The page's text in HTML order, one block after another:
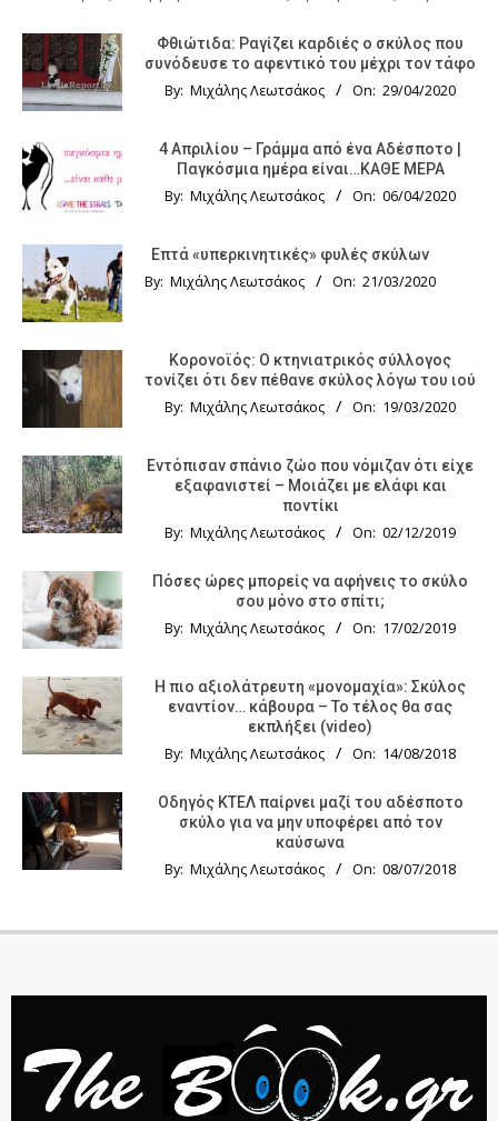
Φθιώτιδα: Ραγίζει καρδιές ο σκύλος που
συνόδευσε το αφεντικό του μέχρι τον τάφο
By: Μιχάλης Λεωτσάκος On: 29/04/2020
4 Απριλίου – Γράμμα από ένα Αδέσποτο |
Παγκόσμια ημέρα είναι…ΚΑΘΕ ΜΕΡΑ
By: Μιχάλης Λεωτσάκος On: 06/04/2020
Επτά «υπερκινητικές» φυλές σκύλων
By: Μιχάλης Λεωτσάκος On: 21/03/2020
Κορονοϊός: Ο κτηνιατρικός σύλλογος
τονίζει ότι δεν πέθανε σκύλος λόγω του ιού
By: Μιχάλης Λεωτσάκος On: 19/03/2020
Εντόπισαν σπάνιο ζώο που νόμιζαν ότι είχε
εξαφανιστεί – Μοιάζει με ελάφι και
ποντίκι
By: Μιχάλης Λεωτσάκος On: 02/12/2019
Πόσες ώρες μπορείς να αφήνεις το σκύλο
σου μόνο στο σπίτι;
By: Μιχάλης Λεωτσάκος On: 17/02/2019
Η πιο αξιολάτρευτη «μονομαχία»: Σκύλος
εναντίον… κάβουρα – Το τέλος θα σας
εκπλήξει (video)
By: Μιχάλης Λεωτσάκος On: 14/08/2018
Οδηγός KTΕΛ παίρνει μαζί του αδέσποτο
σκύλο για να μην υποφέρει από τον
καύσωνα
By: Μιχάλης Λεωτσάκος On: 08/07/2018